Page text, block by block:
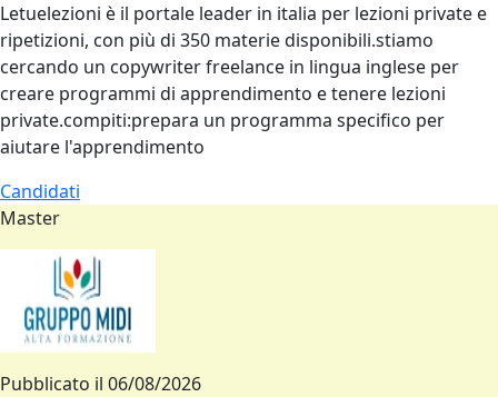
Letuelezioni è il portale leader in italia per lezioni private e
ripetizioni, con più di 350 materie disponibili.stiamo
cercando un copywriter freelance in lingua inglese per
creare programmi di apprendimento e tenere lezioni
private.compiti:prepara un programma specifico per
aiutare l'apprendimento
Candidati
Master
Pubblicato il 06/08/2026